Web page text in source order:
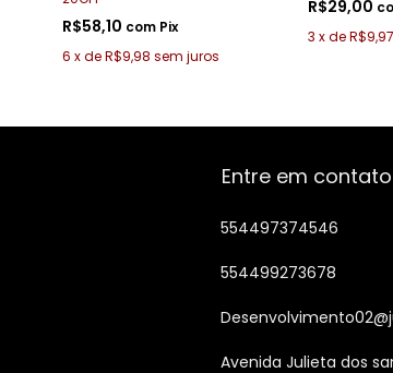
R$58,10 com Pix
6 xdeR$9,98 sem juros
R$29,00
3 xdeR$9,97
Entre em contato
554497374546
554499273678
Avenida Julieta dos